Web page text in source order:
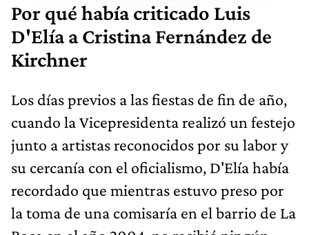
Por qué había criticado Luis
D'Elía a Cristina Fernández de
Kirchner
Los días previos a las fiestas de fin de año,
cuando la Vicepresidenta realizó un festejo
junto a artistas reconocidos por su labor y
su cercanía con el oficialismo, D'Elía había
recordado que mientras estuvo preso por
la toma de una comisaría en el barrio de La